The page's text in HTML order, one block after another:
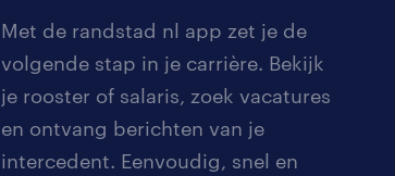
Met de randstad nl app zet je de
volgende stap in je carrière. Bekijk
je rooster of salaris, zoek vacatures
en ontvang berichten van je
intercedent. Eenvoudig, snel en